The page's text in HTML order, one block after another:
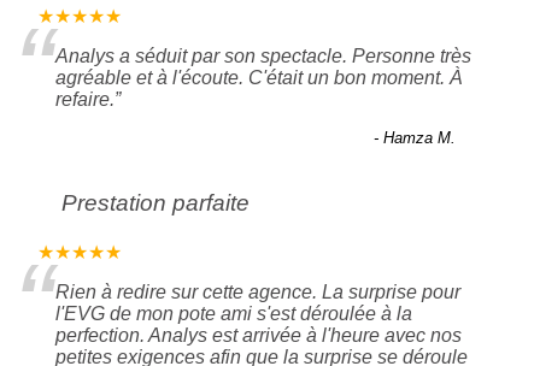
★★★★★
“Analys a séduit par son spectacle. Personne très
agréable et à l'écoute. C'était un bon moment. À
refaire.”
- Hamza M.
Prestation parfaite
★★★★★
“Rien à redire sur cette agence. La surprise pour
l'EVG de mon pote ami s'est déroulée à la
perfection. Analys est arrivée à l'heure avec nos
petites exigences afin que la surprise se déroule